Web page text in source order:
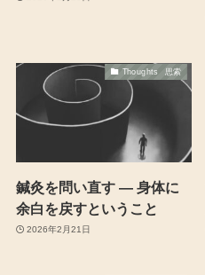
Thoughts 思索
鍼灸を問い直す ― 身体に
余白を戻すということ
2026年2月21日